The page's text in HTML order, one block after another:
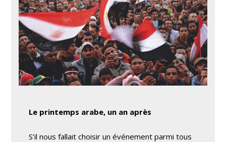
Le printemps arabe, un an après
S’il nous fallait choisir un événement parmi tous